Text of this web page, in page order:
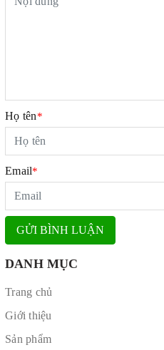
Họ tên*
Email*
GỬI BÌNH LUẬN
DANH MỤC
Trang chủ
Giới thiệu
Sản phẩm